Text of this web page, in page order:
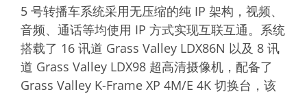
5 号转播车系统采用无压缩的纯 IP 架构，视频、
音频、通话等均使用 IP 方式实现互联互通。系统
搭载了 16 讯道 Grass Valley LDX86N 以及 8 讯
道 Grass Valley LDX98 超高清摄像机，配备了
Grass Valley K-Frame XP 4M/E 4K 切换台，该